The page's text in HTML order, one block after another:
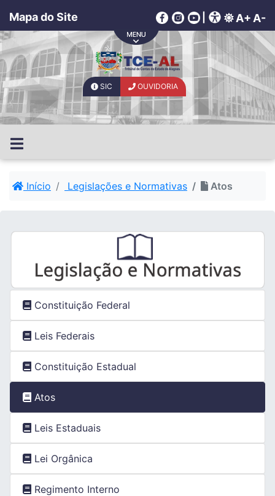
Mapa do Site A+ A-
SIC OUVIDORIA
Início Legislações e Normativas Atos
Constituição Federal
Leis Federais
Constituição Estadual
Atos
Leis Estaduais
Lei Orgânica
Regimento Interno